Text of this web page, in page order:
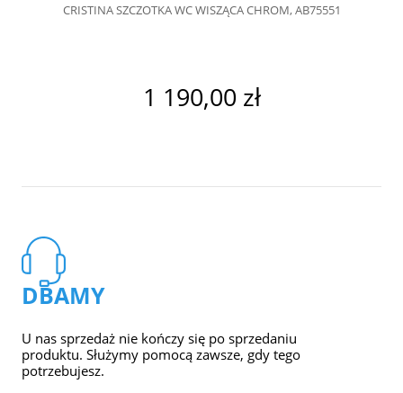
CRISTINA SZCZOTKA WC WISZĄCA CHROM, AB75551
1 190,00 zł
DBAMY
U nas sprzedaż nie kończy się po sprzedaniu
produktu. Służymy pomocą zawsze, gdy tego
potrzebujesz.